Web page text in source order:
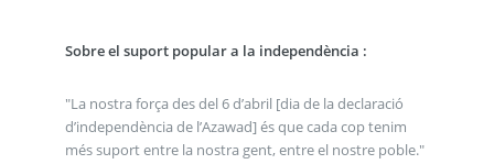
Sobre el suport popular a la independència :
"La nostra força des del 6 d’abril [dia de la declaració
d’independència de l’Azawad] és que cada cop tenim
més suport entre la nostra gent, entre el nostre poble."